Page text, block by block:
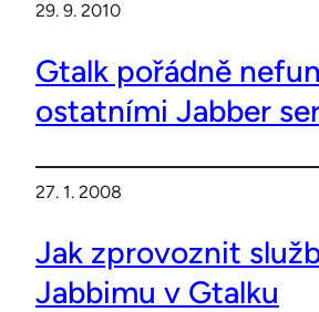
29. 9. 2010
Gtalk pořádně
ostatními Jabber
27. 1. 2008
Jak zprovoznit
Jabbimu v Gtalku